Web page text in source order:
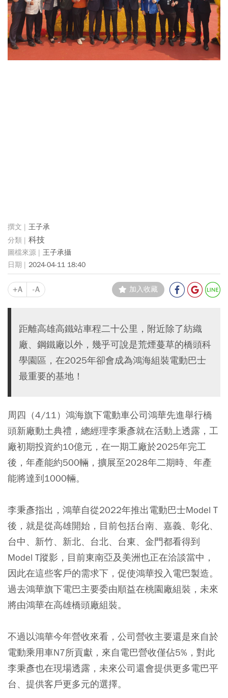
王子承
科技
王子承攝
2024-04-11 18:40
+A -A 加入收藏
距離高雄高鐵站車程二十公里，附近除了紡織
廠、鋼鐵廠以外，幾乎可說是荒煙蔓草的橋頭科
學園區，在2025年卻會成為鴻海組裝電動巴士
最重要的基地！
周四（4/11）鴻海旗下電動車公司鴻華先進舉行橋
頭新廠動土典禮，總經理李秉彥就在活動上透露，工
廠初期投資約10億元，在一期工廠於2025年完工
後，年產能約500輛，擴展至2028年二期時、年產
能將達到1000輛。
李秉彥指出，鴻華自從2022年推出電動巴士Model T
後，就是從高雄開始，目前包括台南、嘉義、彰化、
台中、新竹、新北、台北、台東、金門都看得到
Model T蹤影，目前東南亞及美洲也正在洽談當中，
因此在這些客戶的需求下，促使鴻華投入電巴製造。
過去鴻華旗下電巴主要委由順益在桃園廠組裝，未來
將由鴻華在高雄橋頭廠組裝。
不過以鴻華今年營收來看，公司營收主要還是來自於
電動乘用車N7所貢獻，來自電巴營收僅佔5%，對此
李秉彥也在現場透露，未來公司還會提供更多電巴平
台、提供客戶更多元的選擇。